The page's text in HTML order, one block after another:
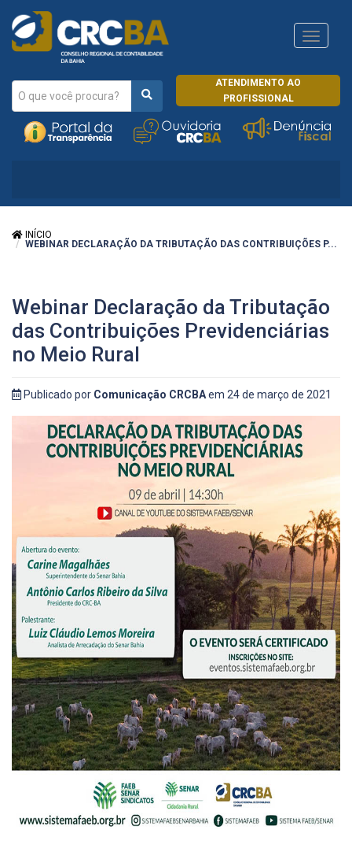
ATENDIMENTO AO
PROFISSIONAL
CRCRJ
INÍCIO
WEBINAR DECLARAÇÃO DA TRIBUTAÇÃO DAS CONTRIBUIÇÕES P...
Webinar Declaração da Tributação
das Contribuições Previdenciárias
no Meio Rural
Publicado por Comunicação CRCBAem 24 de março de 2021